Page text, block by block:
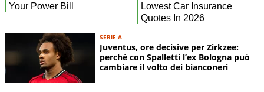
SERIE A
Juventus, ore decisive per Zirkzee:
perché con Spalletti l’ex Bologna può
cambiare il volto dei bianconeri